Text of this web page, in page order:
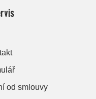
od smlouvy